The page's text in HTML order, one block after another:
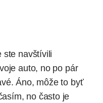
ste navštívili
auto, no po pár
Áno, môže to byť
no často je